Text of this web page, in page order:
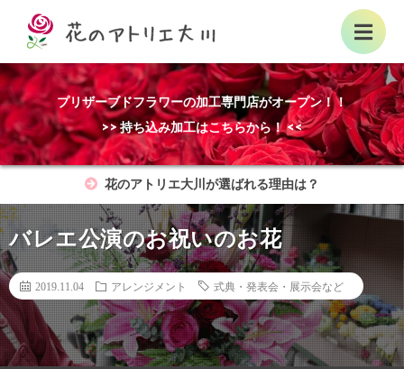
プリザーブドフラワーの加工専門店がオープン！！
>> 持ち込み加工はこちらから！ <<
花のアトリエ大川が選ばれる理由は？
バレエ公演のお祝いのお花
2019.11.04 アレンジメント 式典・発表会・展示会など